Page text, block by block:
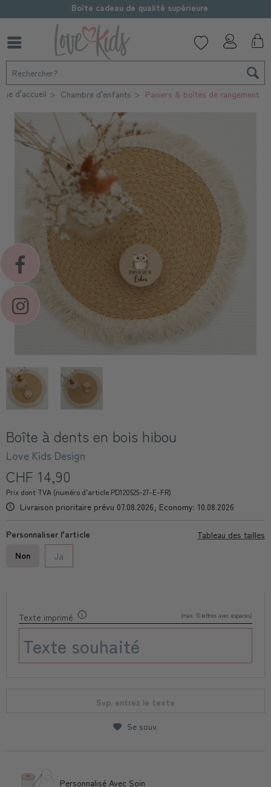
Boîte cadeau de qualité supérieure
d'accueil Chambre d'enfants Paniers & boîtes de rangement
Boîte à dents en bois hibou
Love Kids Design
CHF 14,90
Prix dont TVA (numéro d’article PD120525-27-E-FR)
Livraison prioritaire prévu 07.08.2026, Economy: 10.08.2026
Tableau des tailles
Personnaliser l'article
Non
Ja
Texte imprimé (max. 10 lettres avec espaces)
Svp. entrez le texte
Se souv.
Personnalisé Avec Soin